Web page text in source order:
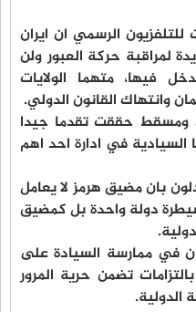
الرسمي ان ايران
لمراقبة حركة العبور ولن
فيها، متهما الولايات
وانتهاك القانون الدولي.
ومسقط حققت تقدما جيدا
في ادارة احد اهم
بان مضيق هرمز لا يعامل
دولة واحدة بل كمضيق
في ممارسة السيادة على
تضمن حرية المرور
الدولية.